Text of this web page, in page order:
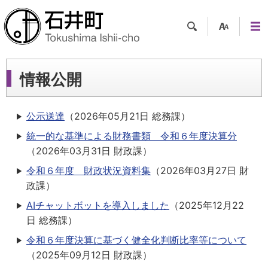
ツー
ュー
情報公開
公示送達 （2026年05月21日 総務課）
統一的な基準による財務書類 令和６年度決算分
（2026年03月31日 財政課）
令和６年度 財政状況資料集 （2026年03月27日 財
政課）
AIチャットボットを導入しました （2025年12月22
日 総務課）
令和６年度決算に基づく健全化判断比率等について
（2025年09月12日 財政課）